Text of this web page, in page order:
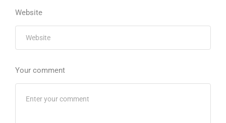
Website
Your comment